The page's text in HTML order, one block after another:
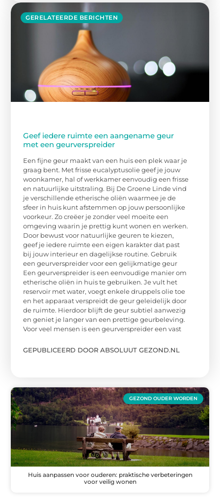
GERELATEERDE BERICHTEN
Geef iedere ruimte een aangename geur
met een geurverspreider
Een fijne geur maakt van een huis een plek waar je
graag bent. Met frisse eucalyptusolie geef je jouw
woonkamer, hal of werkkamer eenvoudig een frisse
en natuurlijke uitstraling. Bij De Groene Linde vind
je verschillende etherische oliën waarmee je de
sfeer in huis kunt afstemmen op jouw persoonlijke
voorkeur. Zo creëer je zonder veel moeite een
omgeving waarin je prettig kunt wonen en werken.
Door bewust voor natuurlijke geuren te kiezen,
geef je iedere ruimte een eigen karakter dat past
bij jouw interieur en dagelijkse routine. Gebruik
een geurverspreider voor een gelijkmatige geur
Een geurverspreider is een eenvoudige manier om
etherische oliën in huis te gebruiken. Je vult het
reservoir met water, voegt enkele druppels olie toe
en het apparaat verspreidt de geur geleidelijk door
de ruimte. Hierdoor blijft de geur subtiel aanwezig
en geniet je langer van een prettige geurbeleving.
Voor veel mensen is een geurverspreider een vast
GEPUBLICEERD DOOR ABSOLUUT GEZOND.NL
GEZOND OUDER WORDEN
Huis aanpassen voor ouderen: praktische verbeteringen
voor veilig wonen